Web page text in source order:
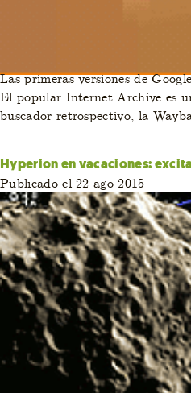
Las primeras versiones de
El popular Internet Archive es
buscador retrospectivo, la
Hyperion en vacaciones:
Publicado el 22 ago 2015